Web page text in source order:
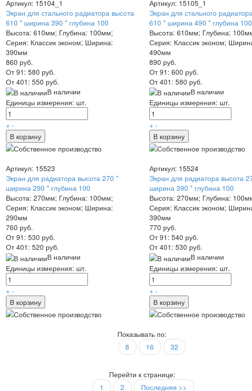
Артикул: 15104_1
Экран для стального радиатора высота
610 * ширина 390 * глубина 100
Высота: 610мм; Глубина: 100мм;
Серия: Классик эконом; Ширина:
390мм
860 руб.
От 91: 580 руб.
От 401: 550 руб.
В наличии
Единицы измерения: шт.
+ -
В корзину
Артикул: 15105_1
Экран для стального
610 * ширина 490 * глубина 100
Высота: 610мм; Глубина:
Серия: Классик эконом;
490мм
890 руб.
От 91: 600 руб.
От 401: 580 руб.
В наличии
Единицы измерения: шт.
+ -
В корзину
Артикул: 15523
Экран для радиатора высота 270 *
ширина 290 * глубина 100
Высота: 270мм; Глубина: 100мм;
Серия: Классик эконом; Ширина:
290мм
760 руб.
От 91: 530 руб.
От 401: 520 руб.
В наличии
Единицы измерения: шт.
+ -
В корзину
Артикул: 15524
Экран для радиатора высота
ширина 390 * глубина 100
Высота: 270мм; Глубина:
Серия: Классик эконом;
390мм
770 руб.
От 91: 540 руб.
От 401: 530 руб.
В наличии
Единицы измерения: шт.
+ -
В корзину
Показывать по:
8
16 32
Перейти к странице:
1
2 Последняя >>